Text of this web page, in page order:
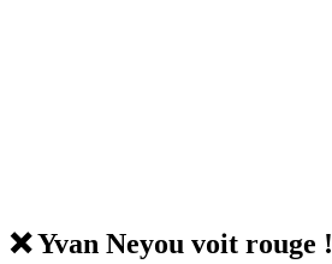
❌ Yvan Neyou voit rouge !